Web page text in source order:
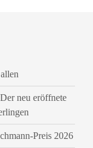
neu eröffnete
Preis 2026